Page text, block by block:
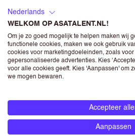
CV(OPTIONEEL)
Drag & Drop je
opdrachtgevers waar we je voorstellen.
op je CV, maar als je dit niet doet heeft
gevolgen voor je sollicitatie. Als je een
Nederlands
WELKOM OP ASATALENT.NL!
Om je zo goed mogelijk te helpen maken wij
functionele cookies, maken we ook gebruik
cookies voor marketingdoeleinden, zoals
gepersonaliseerde advertenties. Kies
voor alle cookies geeft. Kies 'Aanpassen' om
we mogen bewaren.
Accepteer
Aanpassen